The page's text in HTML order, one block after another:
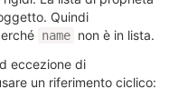
Quindi
name non è in lista.
eccezione di
un riferimento ciclico: